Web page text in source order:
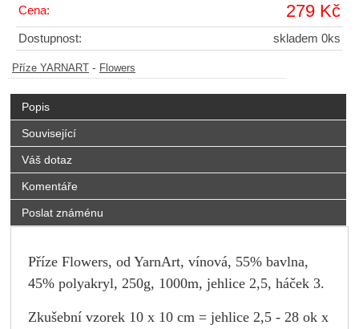
Cena: 279 Kč
Dostupnost: skladem 0ks
Příze YARNART - Flowers
Popis
Související
Váš dotaz
Komentáře
Poslat známénu
Příze Flowers, od YarnArt, vínová, 55% bavlna,
45% polyakryl, 250g, 1000m, jehlice 2,5, háček 3.
Zkušební vzorek 10 x 10 cm = jehlice 2,5 - 28 ok x